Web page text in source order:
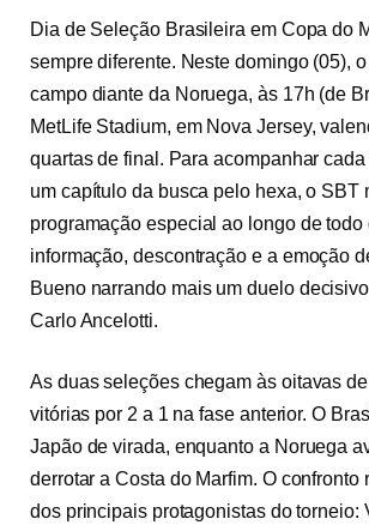
Dia de Seleção Brasileira em Copa do
sempre diferente. Neste domingo (05),
campo diante da Noruega, às 17h (de
MetLife Stadium, em Nova Jersey,
quartas de final. Para acompanhar
um capítulo da busca pelo hexa, o SBT
programação especial ao longo de
informação, descontração e a emoção
Bueno narrando mais um duelo
Carlo Ancelotti.
As duas seleções chegam às oitavas
vitórias por 2 a 1 na fase anterior. O
Japão de virada, enquanto a Noruega
derrotar a Costa do Marfim. O confronto
dos principais protagonistas do torneio: